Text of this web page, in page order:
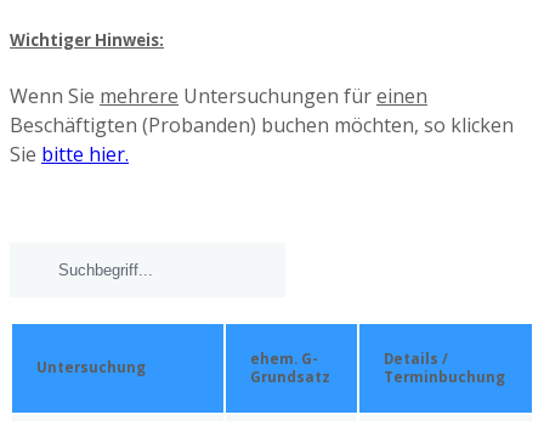
Wichtiger Hinweis:
Wenn Sie mehrere Untersuchungen füreinen
Beschäftigten (Probanden) buchen möchten, so klicken
Sie bitte hier.
Untersuchung
ehem. G-
Grundsatz
Details /
Terminbuchung